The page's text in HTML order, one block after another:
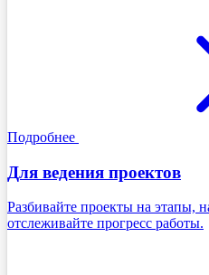
Подробнее
Для ведения проектов
Разбивайте проекты на этапы,
отслеживайте прогресс работы.